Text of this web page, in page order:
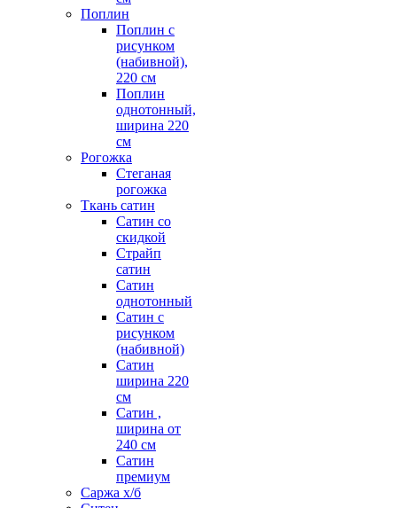
Поплин
Поплин с
рисунком
(набивной),
220 см
Поплин
однотонный,
ширина 220
см
Рогожка
Стеганая
рогожка
Ткань сатин
Сатин со
скидкой
Страйп
сатин
Сатин
однотонный
Сатин с
рисунком
(набивной)
Сатин
ширина 220
см
Сатин ,
ширина от
240 см
Сатин
премиум
Саржа х/б